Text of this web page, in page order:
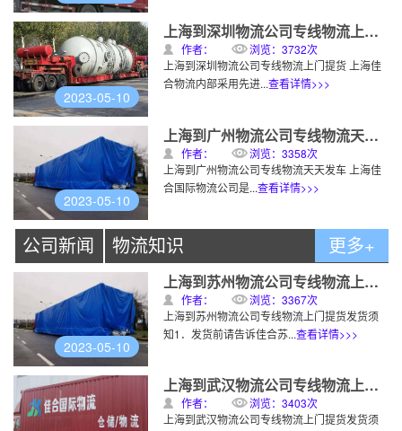
评价晒单 上海到南昌物流公司 物流专线 2020-12-22
评价晒单 上海到宁波物流公司 物流专线 2020-12-22
评价晒单 上海到温州物流公司
2023-05-10
上海到深圳物流公司专线物流上门提货
作者：
浏览：3732次
上海到深圳物流公司专线物流上门提货 上海佳
合物流内部采用先进...查看详情>>>
2023-05-10
上海到广州物流公司专线物流天天发车
作者：
浏览：3358次
上海到广州物流公司专线物流天天发车 上海佳
合国际物流公司是...查看详情>>>
公司新闻 物流知识 更多+
2023-05-10
上海到苏州物流公司专线物流上门提货
作者：
浏览：3367次
上海到苏州物流公司专线物流上门提货发货须
知1．发货前请告诉佳合苏...查看详情>>>
上海到武汉物流公司专线物流上门提货
作者：
浏览：3403次
上海到武汉物流公司专线物流上门提货发货须